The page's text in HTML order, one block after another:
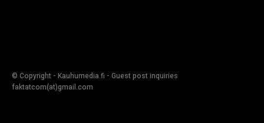
© Copyright - Kauhumedia.fi - Guest post inquiries
faktatcom(at)gmail.com